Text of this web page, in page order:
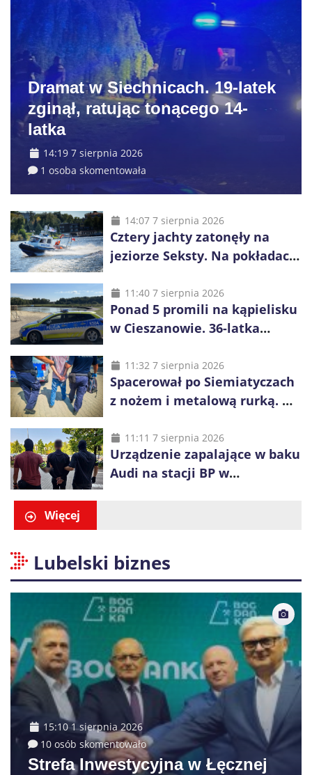
Dramat w Siechnicach. 19-latek
zginął, ratując tonącego 14-
latka
14:19 7 sierpnia 2026
1 osoba skomentowała
14:07 7 sierpnia 2026
Cztery jachty zatonęły na
jeziorze Seksty. Na pokładach
małoletnich
11:40 7 sierpnia 2026
Ponad 5 promili na kąpielisku
w Cieszanowie. 36-latka
z wody
11:32 7 sierpnia 2026
Spacerował po Siemiatyczach
z nożem i metalową rurką. W
alkohol i perfumy
11:11 7 sierpnia 2026
Urządzenie zapalające w baku
Audi na stacji BP w
Więcej
Lubelski biznes
15:10 1 sierpnia 2026
10 osób skomentowało
Strefa Inwestycyjna w Łęcznej